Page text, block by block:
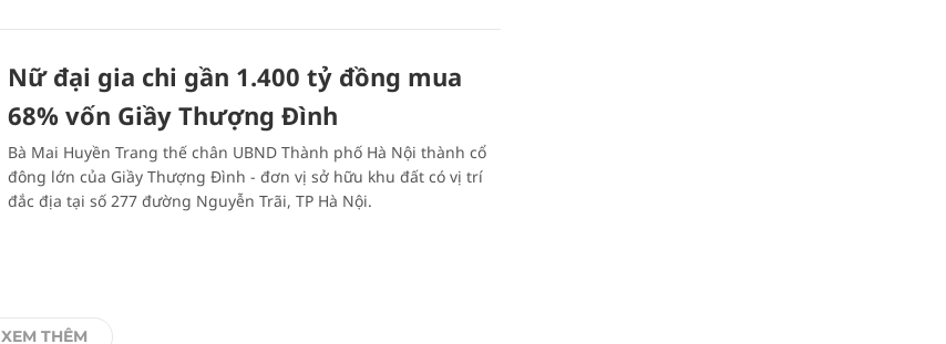
Nữ đại gia chi gần 1.400 tỷ đồng mua
68% vốn Giầy Thượng Đình
Bà Mai Huyền Trang thế chân UBND Thành phố Hà Nội thành cổ
đông lớn của Giầy Thượng Đình - đơn vị sở hữu khu đất có vị trí
đắc địa tại số 277 đường Nguyễn Trãi, TP Hà Nội.
XEM THÊM